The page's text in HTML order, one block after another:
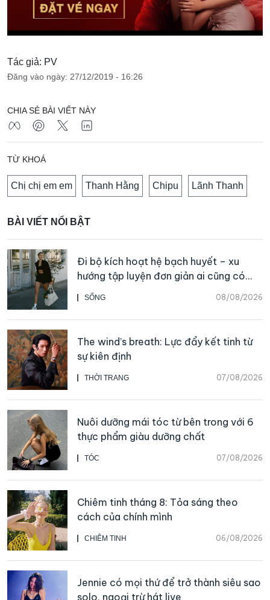
Tác giả: PV
Đăng vào ngày: 27/12/2019 - 16:26
CHIA SẺ BÀI VIẾT NÀY
TỪ KHOÁ
Chị chị em em Thanh Hằng Chipu Lãnh Thanh
BÀI VIẾT NỔI BẬT
SỐNG 08/08/2026
Đi bộ kích hoạt hệ bạch huyết – xu
hướng tập luyện đơn giản ai cũng có
thể bắt đầu
THỜI TRANG 07/08/2026
The wind’s breath: Lực đẩy kết tinh từ
sự kiên định
TÓC 07/08/2026
Nuôi dưỡng mái tóc từ bên trong với 6
thực phẩm giàu dưỡng chất
CHIÊM TINH 06/08/2026
Chiêm tinh tháng 8: Tỏa sáng theo
cách của chính mình
Jennie có mọi thứ để trở thành siêu sao
solo, ngoại trừ hát live